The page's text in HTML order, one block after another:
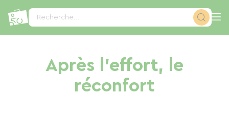
Recherche...
Après l'effort, le
réconfort
Panneau de gestion des cookies